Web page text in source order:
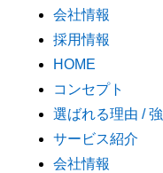
会社情報
採用情報
HOME
コンセプト
選ばれる理由 /
サービス紹介
会社情報